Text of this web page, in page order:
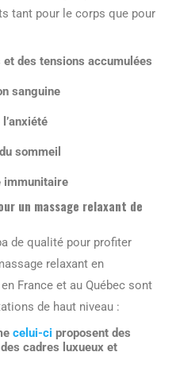
tant pour le corps que pour
des tensions accumulées
sanguine
sommeil
immunitaire
un massage relaxant de
de qualité pour profiter
relaxant en
France et au Québec sont
de haut niveau :
celui-ci proposent des
cadres luxueux et